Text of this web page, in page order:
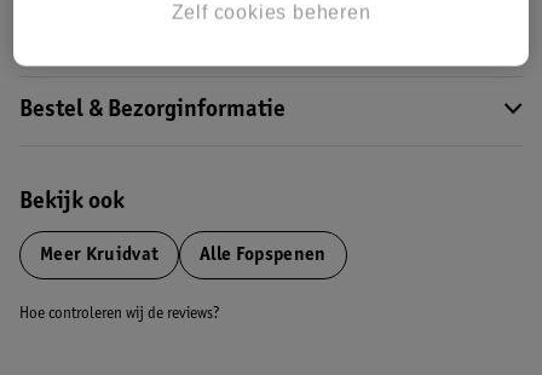
Meer informatie
Bestel & Bezorginformatie
Bekijk ook
Meer Kruidvat Alle Fopspenen
Hoe controleren wij de reviews?
Zelf cookies beheren